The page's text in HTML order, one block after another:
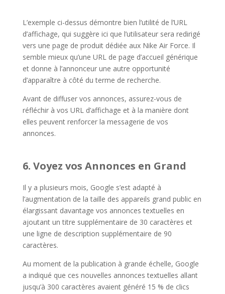
L’exemple ci-dessus démontre bien l’utilité de l’URL
d’affichage, qui suggère ici que l’utilisateur sera redirigé
vers une page de produit dédiée aux Nike Air Force. Il
semble mieux qu’une URL de page d’accueil générique
et donne à l’annonceur une autre opportunité
d’apparaître à côté du terme de recherche.
Avant de diffuser vos annonces, assurez-vous de
réfléchir à vos URL d’affichage et à la manière dont
elles peuvent renforcer la messagerie de vos
annonces.
6. Voyez vos Annonces en Grand
Il y a plusieurs mois, Google s’est adapté à
l’augmentation de la taille des appareils grand public en
élargissant davantage vos annonces textuelles en
ajoutant un titre supplémentaire de 30 caractères et
une ligne de description supplémentaire de 90
caractères.
Au moment de la publication à grande échelle, Google
a indiqué que ces nouvelles annonces textuelles allant
jusqu’à 300 caractères avaient généré 15 % de clics